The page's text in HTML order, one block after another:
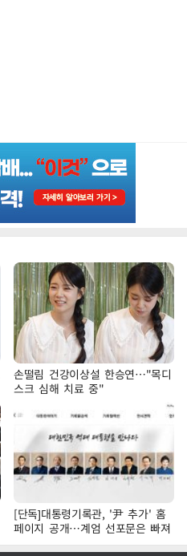
손떨림 건강이상설 한승연…"목디
스크 심해 치료 중"
[단독]대통령기록관, '尹 추가' 홈
페이지 공개…계엄 선포문은 빠져